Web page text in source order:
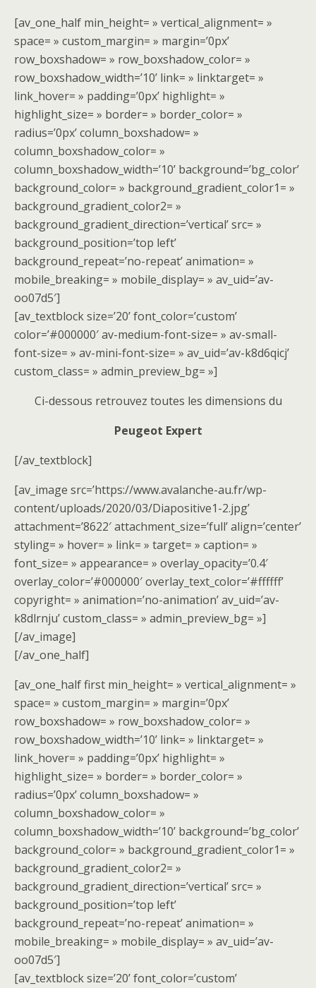
[av_one_half min_height= » vertical_alignment= »
space= » custom_margin= » margin=’0px’
row_boxshadow= » row_boxshadow_color= »
row_boxshadow_width=’10’ link= » linktarget= »
link_hover= » padding=’0px’ highlight= »
highlight_size= » border= » border_color= »
radius=’0px’ column_boxshadow= »
column_boxshadow_color= »
column_boxshadow_width=’10’ background=’bg_color’
background_color= » background_gradient_color1= »
background_gradient_color2= »
background_gradient_direction=’vertical’ src= »
background_position=’top left’
background_repeat=’no-repeat’ animation= »
mobile_breaking= » mobile_display= » av_uid=’av-
oo07d5′]
[av_textblock size=’20’ font_color=’custom’
color=’#000000′ av-medium-font-size= » av-small-
font-size= » av-mini-font-size= » av_uid=’av-k8d6qicj’
custom_class= » admin_preview_bg= »]
Ci-dessous retrouvez toutes les dimensions du
Peugeot Expert
[/av_textblock]
[av_image src=’https://www.avalanche-au.fr/wp-
content/uploads/2020/03/Diapositive1-2.jpg’
attachment=’8622′ attachment_size=’full’ align=’center’
styling= » hover= » link= » target= » caption= »
font_size= » appearance= » overlay_opacity=’0.4′
overlay_color=’#000000′ overlay_text_color=’#ffffff’
copyright= » animation=’no-animation’ av_uid=’av-
k8dlrnju’ custom_class= » admin_preview_bg= »]
[/av_image]
[/av_one_half]
[av_one_half first min_height= » vertical_alignment= »
space= » custom_margin= » margin=’0px’
row_boxshadow= » row_boxshadow_color= »
row_boxshadow_width=’10’ link= » linktarget= »
link_hover= » padding=’0px’ highlight= »
highlight_size= » border= » border_color= »
radius=’0px’ column_boxshadow= »
column_boxshadow_color= »
column_boxshadow_width=’10’ background=’bg_color’
background_color= » background_gradient_color1= »
background_gradient_color2= »
background_gradient_direction=’vertical’ src= »
background_position=’top left’
background_repeat=’no-repeat’ animation= »
mobile_breaking= » mobile_display= » av_uid=’av-
oo07d5′]
[av_textblock size=’20’ font_color=’custom’